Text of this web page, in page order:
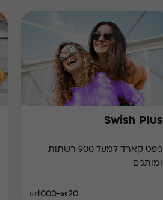
Swish Plus
גיפט קארד למעל 900 רשתות
ומותגים
₪20-₪1000